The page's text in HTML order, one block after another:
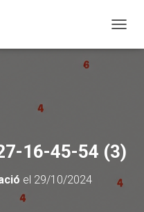
16-45-54 (3)
el 29/10/2024